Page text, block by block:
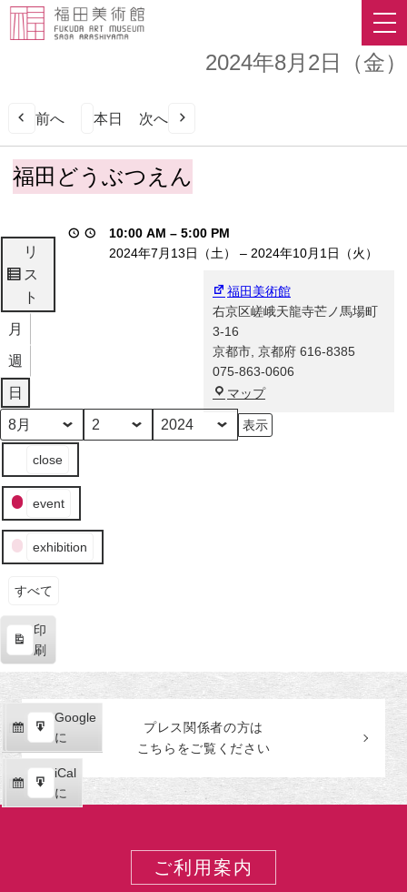
2024年8月2日（金）
前へ 本日 次へ
福
田
つ
ん
福田どうぶつえん
10:00 AM – 5:00 PM
2024年7月13日（土）
– 2024年10月1日（火）
福田美術館
右京区嵯峨天龍寺芒ノ馬場町
3-16
京都市 京都府 616-8385
075-863-0606
マップ福
田
美
リ
ス
ト
表
月
週
日
月
日
年
ン
ト
の
カ
close
event
exhibition
すべて
印
刷
示
Google
で
購
読
iCal
で
購
Google
に
エ
ク
ス
ポ
iCal
に
エ
プレス関係者の方は
こちらをご覧ください
ご利用案内